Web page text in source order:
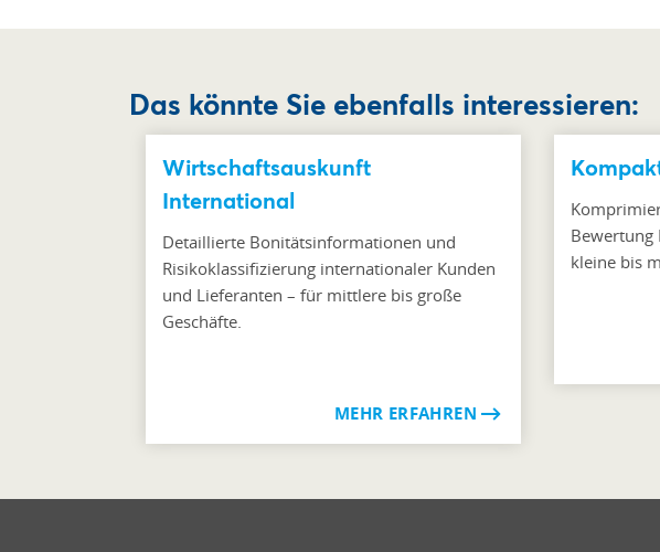
Das könnte Sie ebenfalls interessieren:
Wirtschaftsauskunft
International
Detaillierte Bonitätsinformationen und
Risikoklassifizierung internationaler Kunden
und Lieferanten – für mittlere bis große
Geschäfte.
MEHR ERFAHREN
Bewertung
kleine bis